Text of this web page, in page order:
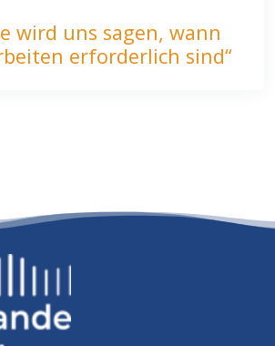
wird uns sagen, wann
erforderlich sind“